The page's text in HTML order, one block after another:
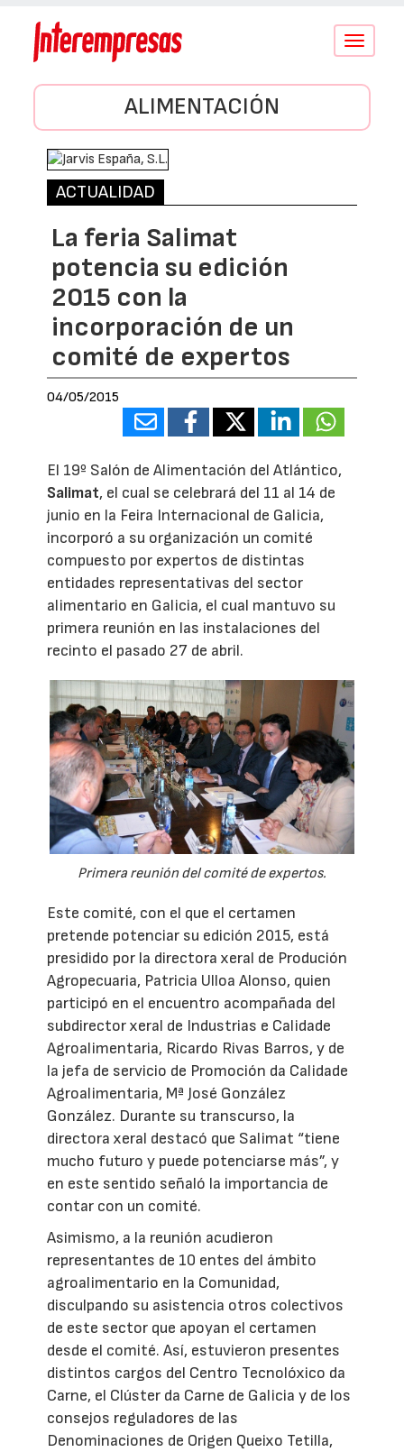
Conmutar
ALIMENTACIÓN
ACTUALIDAD
La feria Salimat
potencia su edición
2015 con la
incorporación de un
comité de expertos
04/05/2015
El 19º Salón de Alimentación del Atlántico,
Salimat, el cual se celebrará del 11 al 14 de
junio en la Feira Internacional de Galicia,
incorporó a su organización un comité
compuesto por expertos de distintas
entidades representativas del sector
alimentario en Galicia, el cual mantuvo su
primera reunión en las instalaciones del
recinto el pasado 27 de abril.
Primera reunión del comité de expertos.
Este comité, con el que el certamen
pretende potenciar su edición 2015, está
presidido por la directora xeral de Produción
Agropecuaria, Patricia Ulloa Alonso, quien
participó en el encuentro acompañada del
subdirector xeral de Industrias e Calidade
Agroalimentaria, Ricardo Rivas Barros, y de
la jefa de servicio de Promoción da Calidade
Agroalimentaria, Mª José González
González. Durante su transcurso, la
directora xeral destacó que Salimat “tiene
mucho futuro y puede potenciarse más”, y
en este sentido señaló la importancia de
contar con un comité.
Asimismo, a la reunión acudieron
representantes de 10 entes del ámbito
agroalimentario en la Comunidad,
disculpando su asistencia otros colectivos
de este sector que apoyan el certamen
desde el comité. Así, estuvieron presentes
distintos cargos del Centro Tecnolóxico da
Carne, el Clúster da Carne de Galicia y de los
consejos reguladores de las
Denominaciones de Origen Queixo Tetilla,